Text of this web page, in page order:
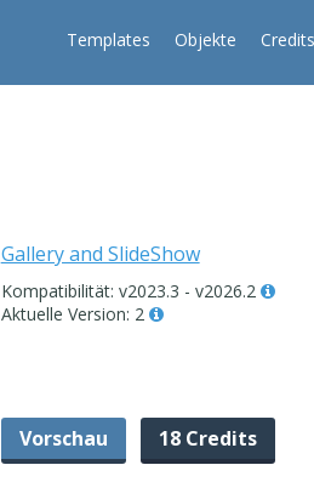
Templates Objekte Credits
Gallery and SlideShow
Kompatibilität: v2023.3 - v2026.2
Aktuelle Version: 2
Vorschau 18 Credits